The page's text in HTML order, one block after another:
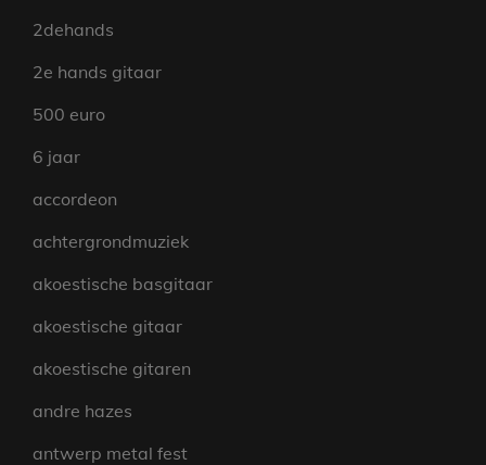
2dehands
2e hands gitaar
500 euro
6 jaar
accordeon
achtergrondmuziek
akoestische basgitaar
akoestische gitaar
akoestische gitaren
andre hazes
antwerp metal fest